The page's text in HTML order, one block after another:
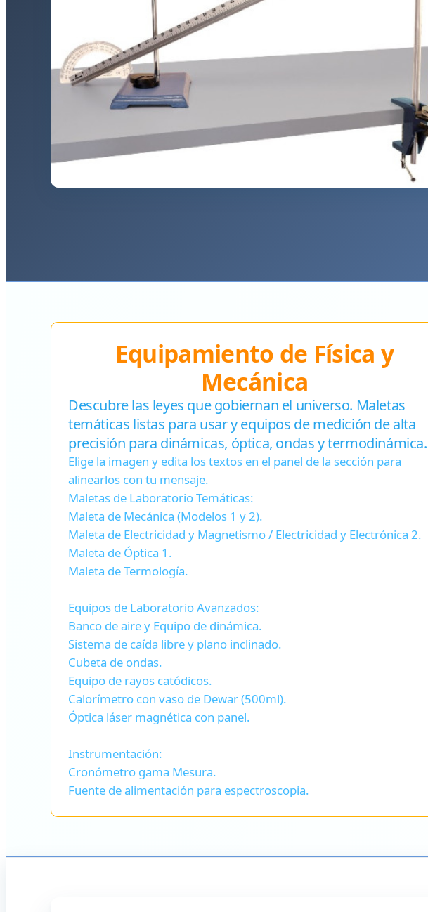
Equipamiento de Física y
Mecánica
Descubre las leyes que gobiernan el universo. Maletas
temáticas listas para usar y equipos de medición de alta
precisión para dinámicas, óptica, ondas y termodinámica.
Elige la imagen y edita los textos en el panel de la sección para
alinearlos con tu mensaje.
Maletas de Laboratorio Temáticas:
Maleta de Mecánica (Modelos 1 y 2).
Maleta de Electricidad y Magnetismo / Electricidad y Electrónica 2.
Maleta de Óptica 1.
Maleta de Termología.
Equipos de Laboratorio Avanzados:
Banco de aire y Equipo de dinámica.
Sistema de caída libre y plano inclinado.
Cubeta de ondas.
Equipo de rayos catódicos.
Calorímetro con vaso de Dewar (500ml).
Óptica láser magnética con panel.
Instrumentación:
Cronómetro gama Mesura.
Fuente de alimentación para espectroscopia.